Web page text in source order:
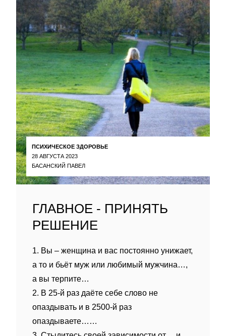
ПСИХИЧЕСКОЕ ЗДОРОВЬЕ
28 АВГУСТА 2023
БАСАНСКИЙ ПАВЕЛ
ГЛАВНОЕ - ПРИНЯТЬ
РЕШЕНИЕ
1. Вы – женщина и вас постоянно унижает,
а то и бьёт муж или любимый мужчина…,
а вы терпите…
2. В 25-й раз даёте себе слово не
опаздывать и в 2500-й раз
опаздываете……